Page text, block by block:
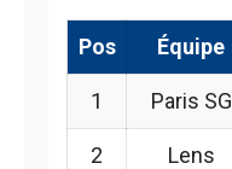
Pos Équipe
1 Paris SG
2 Lens